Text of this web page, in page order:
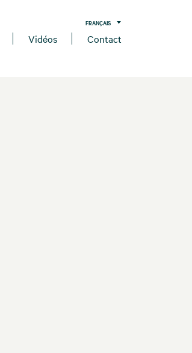
FRANÇAIS
Vidéos Contact